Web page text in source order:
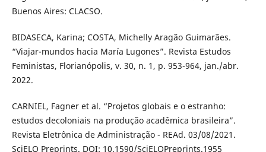
Buenos Aires: CLACSO.
BIDASECA, Karina; COSTA, Michelly Aragão Guimarães.
“Viajar-mundos hacia María Lugones”. Revista Estudos
Feministas, Florianópolis, v. 30, n. 1, p. 953-964, jan./abr.
2022.
CARNIEL, Fagner et al. “Projetos globais e o estranho:
estudos decoloniais na produção acadêmica brasileira”.
Revista Eletrônica de Administração - REAd. 03/08/2021.
SciELO Preprints. DOI: 10.1590/SciELOPreprints.1955